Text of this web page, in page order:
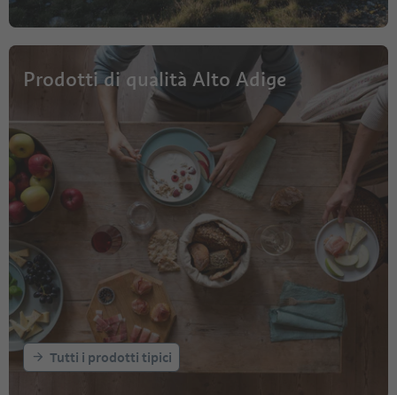
Prodotti di qualità Alto Adige
Tutti i prodotti tipici